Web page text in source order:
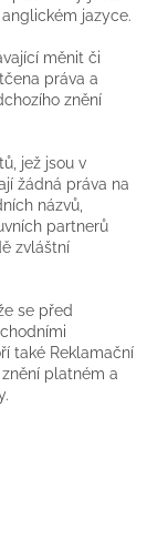
jazyce.
měnit či
práva a
znění
jež jsou v
žádná práva na
názvů,
partnerů
zvláštní
se před
také Reklamační
platném a